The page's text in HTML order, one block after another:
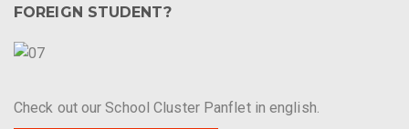
FOREIGN STUDENT?
Check out our School Cluster Panflet in english.